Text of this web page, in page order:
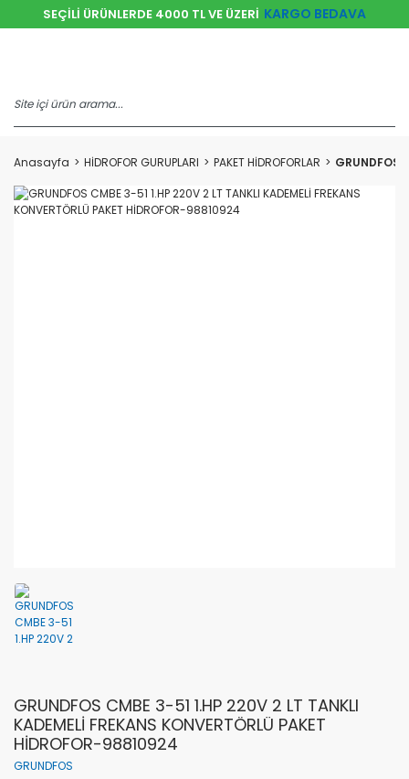
SEÇİLİ ÜRÜNLERDE 4000 TL VE ÜZERİ KARGO BEDAVA
Anasayfa HİDROFOR GURUPLARI PAKET HİDROFORLAR GRUNDFOS
GRUNDFOS CMBE 3-51 1.HP 220V 2 LT TANKLI
KADEMELİ FREKANS KONVERTÖRLÜ PAKET
HİDROFOR-98810924
GRUNDFOS